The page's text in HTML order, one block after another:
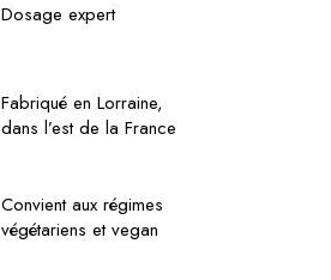
Dosage expert
Fabriqué en Lorraine,
dans l’est de la France
Convient aux régimes
végétariens et vegan